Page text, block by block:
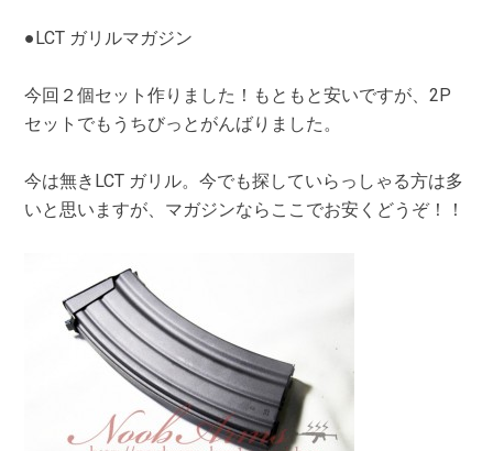
●LCT ガリルマガジン
今回２個セット作りました！もともと安いですが、2P
セットでもうちびっとがんばりました。
今は無きLCT ガリル。今でも探していらっしゃる方は多
いと思いますが、マガジンならここでお安くどうぞ！！